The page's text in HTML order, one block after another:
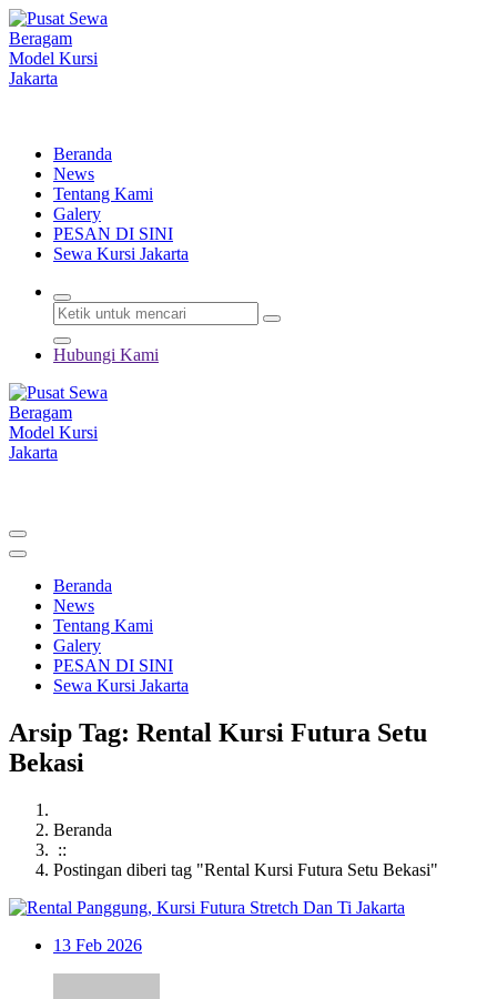
Lewati
ke
konten
Beranda
News
Tentang Kami
Galery
PESAN DI SINI
Sewa Kursi Jakarta
Hubungi Kami
Beranda
News
Tentang Kami
Galery
PESAN DI SINI
Sewa Kursi Jakarta
Arsip Tag: Rental Kursi Futura Setu
Bekasi
Beranda
::
Postingan diberi tag "Rental Kursi Futura Setu Bekasi"
13 Feb 2026